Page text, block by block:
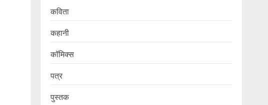
कविता
कहानी
कॉमिक्स
पत्र
पुस्तक